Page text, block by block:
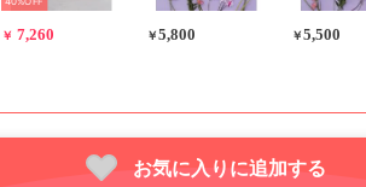
￥ 7,260 ￥5,800 ￥5,500
お気に入りに追加する